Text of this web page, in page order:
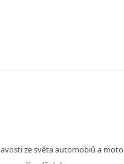
ze světa automobiů a